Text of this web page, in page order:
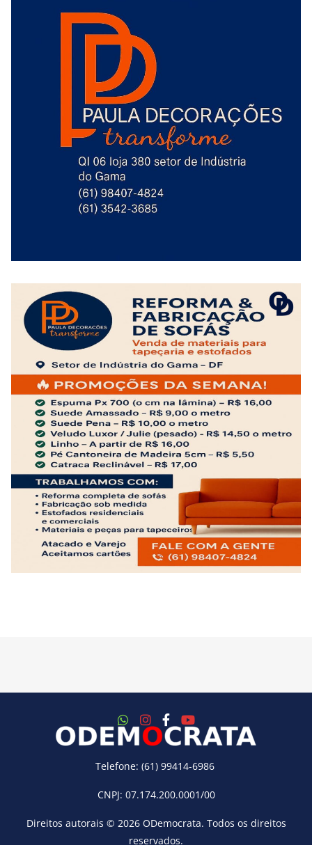
Telefone: (61) 99414-6986
CNPJ: 07.174.200.0001/00
Direitos autorais © 2026 ODemocrata. Todos os direitos
reservados.